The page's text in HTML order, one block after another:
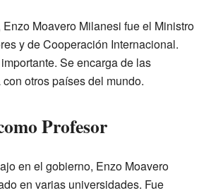
Moavero Milanesi fue el Ministro
y de Cooperación Internacional.
Se encarga de las
otros países del mundo.
Profesor
en el gobierno, Enzo Moavero
en varias universidades. Fue